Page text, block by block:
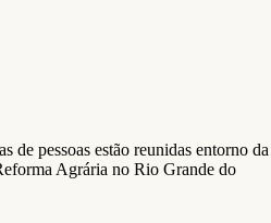
de pessoas estão reunidas entorno da
Agrária no Rio Grande do